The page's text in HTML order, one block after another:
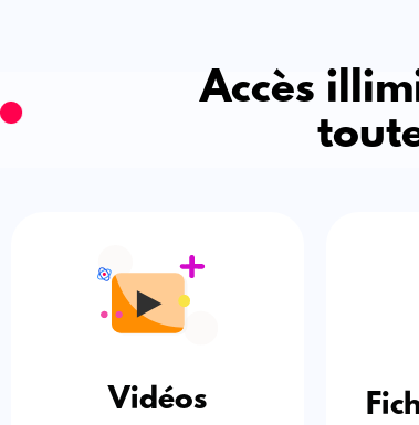
Accès
Vidéos